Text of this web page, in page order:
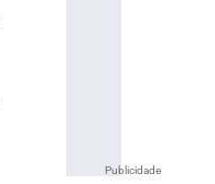
Publicidade